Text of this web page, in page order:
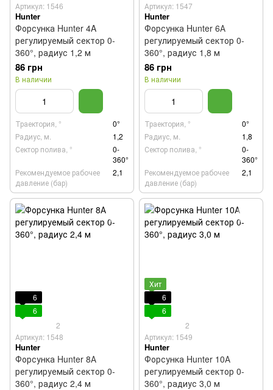
Артикул: 1546
Hunter
Форсунка Hunter 4A
регулируемый сектор 0-
360°, радиус 1,2 м
86 грн
В наличии
Траектория, °
0°
Радиус, м.
1,2
Сектор полива, °
0-
360°
Рекомендуемое рабочее
давление (бар)
2,1
Артикул: 1547
Hunter
Форсунка Hunter 6А
регулируемый сектор 0-
360°, радиус 1,8 м
86 грн
В наличии
Траектория, °
0°
Радиус, м.
1,8
Сектор полива, °
0-
360°
Рекомендуемое рабочее
давление (бар)
2,1
6
6
2
Артикул: 1548
Hunter
Форсунка Hunter 8А
регулируемый сектор 0-
360°, радиус 2,4 м
Хит
6
6
2
Артикул: 1549
Hunter
Форсунка Hunter 10А
регулируемый сектор 0-
360°, радиус 3,0 м